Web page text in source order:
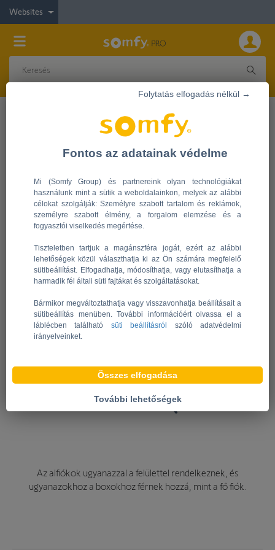
Websites
(105) 2021-07-30 15:32:00.0
Az alfiókok ugyanazzal a felülettel rendelkeznek, és
ugyanazokhoz a boxokhoz férnek hozzá, mint a fő fiók.
Fontos az adatainak védelme
Mi (Somfy Group) és partnereink olyan technológiákat
használunk mint a sütik a weboldalainkon, melyek az alábbi
célokat szolgálják: Személyre szabott tartalom és reklámok,
személyre szabott élmény, a forgalom elemzése és a
fogyasztói viselkedés megértése.
Tiszteletben tartjuk a magánszféra jogát, ezért az alábbi
lehetőségek közül választhatja ki az Ön számára megfelelő
sütibeállítást. Elfogadhatja, módosíthatja, vagy elutasíthatja a
harmadik fél általi süti fajtákat és szolgáltatásokat.
Bármikor megváltoztathatja vagy visszavonhatja beállításait a
sütibeállítás menüben. További információért olvassa el a
láblécben található süti beállításról szóló adatvédelmi
irányelveinket.
Folytatás elfogadás nélkül →
Összes elfogadása
További lehetőségek